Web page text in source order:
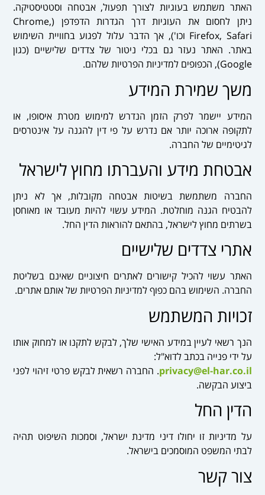
האתר משתמש בעוגיות לצורך תפעול, אבטחה וסטטיסטיקה.
ניתן לחסום את העוגיות דרך הגדרות הדפדפן (Chrome,
Firefox, Safari וכו'), אך הדבר עלול לפגוע בחוויית השימוש
באתר. האתר נעזר גם בכלי ניטור של צדדים שלישיים (כגון
Google), הכפופים למדיניות הפרטיות שלהם.
משך שמירת המידע
המידע יישמר לפרק הזמן הנדרש למימוש מטרת איסופו, או
לתקופה ארוכה יותר אם נדרש על פי דין להגנה על אינטרסים
לגיטימיים של החברה.
אבטחת מידע והעברתו מחוץ לישראל
החברה משתמשת בשיטות אבטחה מקובלות, אך לא ניתן
להבטיח הגנה מוחלטת. המידע עשוי להיות מעובד או מאוחסן
בשרתים מחוץ לישראל, בהתאם להוראות הדין החל.
אתרי צדדים שלישיים
האתר עשוי להכיל קישורים לאתרים חיצוניים שאינם בשליטת
החברה. השימוש בהם כפוף למדיניות הפרטיות של אותם אתרים.
זכויות המשתמש
הנך רשאי לעיין במידע האישי שלך, לבקש לתקנו או למחוק אותו
על ידי פנייה בכתב לדוא"ל:
privacy@el-har.co.il. החברה רשאית לבקש פרטי זיהוי לפני
ביצוע הבקשה.
הדין החל
על מדיניות זו יחולו דיני מדינת ישראל, וסמכות השיפוט תהיה
לבתי המשפט המוסמכים בישראל.
צור קשר